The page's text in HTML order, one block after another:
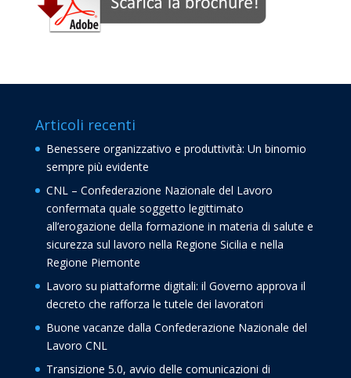
Articoli recenti
Benessere organizzativo e produttività: Un binomio
sempre più evidente
CNL – Confederazione Nazionale del Lavoro
confermata quale soggetto legittimato
all’erogazione della formazione in materia di salute e
sicurezza sul lavoro nella Regione Sicilia e nella
Regione Piemonte
Lavoro su piattaforme digitali: il Governo approva il
decreto che rafforza le tutele dei lavoratori
Buone vacanze dalla Confederazione Nazionale del
Lavoro CNL
Transizione 5.0, avvio delle comunicazioni di